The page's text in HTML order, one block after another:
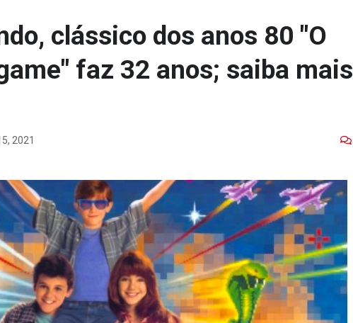
clássico dos anos 80 "O
faz 32 anos; saiba mais
2021